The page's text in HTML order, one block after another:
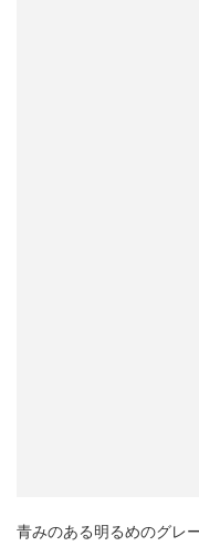
青みのある明るめのグレ